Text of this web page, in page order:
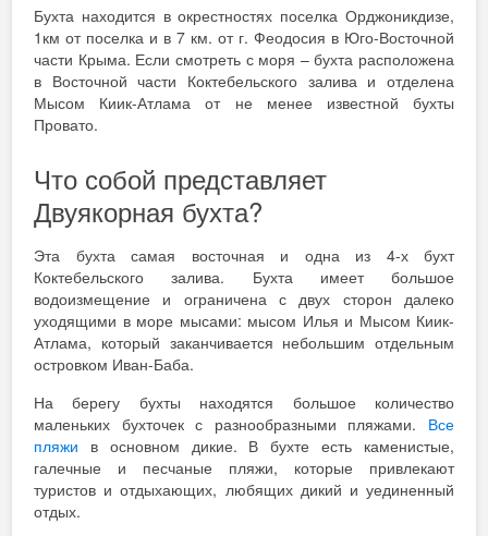
Бухта находится в окрестностях поселка Орджоникдизе,
1км от поселка и в 7 км. от г. Феодосия в Юго-Восточной
части Крыма. Если смотреть с моря – бухта расположена
в Восточной части Коктебельского залива и отделена
Мысом Киик-Атлама от не менее известной бухты
Провато.
Что собой представляет
Двуякорная бухта?
Эта бухта самая восточная и одна из 4-х бухт
Коктебельского залива. Бухта имеет большое
водоизмещение и ограничена с двух сторон далеко
уходящими в море мысами: мысом Илья и Мысом Киик-
Атлама, который заканчивается небольшим отдельным
островком Иван-Баба.
На берегу бухты находятся большое количество
маленьких бухточек с разнообразными пляжами. Все
пляжи в основном дикие. В бухте есть каменистые,
галечные и песчаные пляжи, которые привлекают
туристов и отдыхающих, любящих дикий и уединенный
отдых.